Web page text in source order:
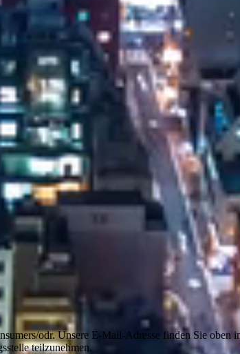
odr. Unsere E-Mail-Adresse finden Sie oben
teilzunehmen.